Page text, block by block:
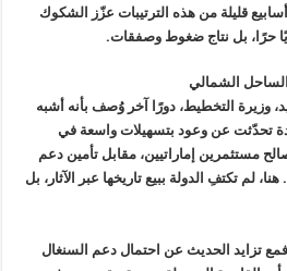
قليلة من هذه الترتيبات عزّز الشكوك
حرًا، بل نتاج ضغوط وصفقات.
الشمالي
وزيرة التخطيط، دورًا آخر وُصف بأنه أشبه
تحدّثت عن وعود بتسهيلات واسعة في
مستثمرين إماراتيين، مقابل تأمين دعم
لم تكتفِ الدولة ببيع تاريخها عبر الآثار، بل
تزايد الحديث عن احتمال دعم السنغال